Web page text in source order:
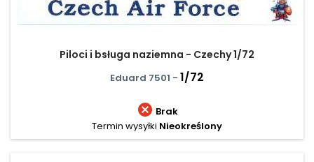
Piloci i bsługa naziemna - Czechy 1/72
Eduard 7501 - 1/72
 Brak
Termin wysyłki Nieokreślony